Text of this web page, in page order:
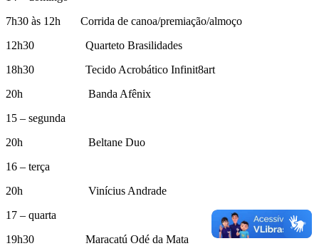
7h30 às 12h Corrida de canoa/premiação/almoço
12h30 Quarteto Brasilidades
18h30 Tecido Acrobático Infinit8art
20h Banda Afênix
15 – segunda
20h Beltane Duo
16 – terça
20h Vinícius Andrade
17 – quarta
19h30 Maracatú Odé da Mata